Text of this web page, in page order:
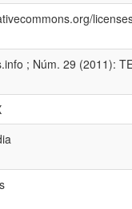
; Núm. 29 (2011):